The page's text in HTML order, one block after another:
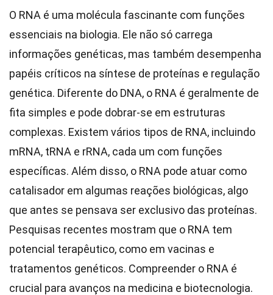
O RNA é uma molécula fascinante com funções
essenciais na biologia. Ele não só carrega
informações genéticas, mas também desempenha
papéis críticos na síntese de proteínas e regulação
genética. Diferente do DNA, o RNA é geralmente de
fita simples e pode dobrar-se em estruturas
complexas. Existem vários tipos de RNA, incluindo
mRNA, tRNA e rRNA, cada um com funções
específicas. Além disso, o RNA pode atuar como
catalisador em algumas reações biológicas, algo
que antes se pensava ser exclusivo das proteínas.
Pesquisas recentes mostram que o RNA tem
potencial terapêutico, como em vacinas e
tratamentos genéticos. Compreender o RNA é
crucial para avanços na medicina e biotecnologia.